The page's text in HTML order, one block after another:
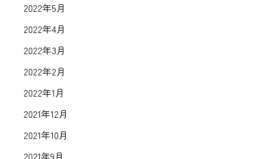
2022年5月
2022年4月
2022年3月
2022年2月
2022年1月
2021年12月
2021年10月
2021年9月